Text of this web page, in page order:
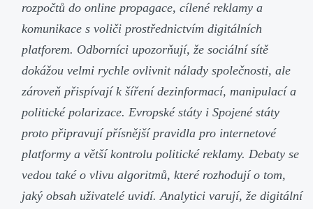
rozpočtů do online propagace, cílené reklamy a
komunikace s voliči prostřednictvím digitálních
platforem. Odborníci upozorňují, že sociální sítě
dokážou velmi rychle ovlivnit nálady společnosti, ale
zároveň přispívají k šíření dezinformací, manipulací a
politické polarizace. Evropské státy i Spojené státy
proto připravují přísnější pravidla pro internetové
platformy a větší kontrolu politické reklamy. Debaty se
vedou také o vlivu algoritmů, které rozhodují o tom,
jaký obsah uživatelé uvidí. Analytici varují, že digitální